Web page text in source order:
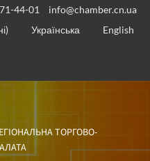
44-01
info@chamber.cn.ua
Українська English
ТОРГОВО-